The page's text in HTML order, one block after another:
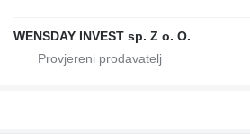
WENSDAY INVEST sp. Z o. O.